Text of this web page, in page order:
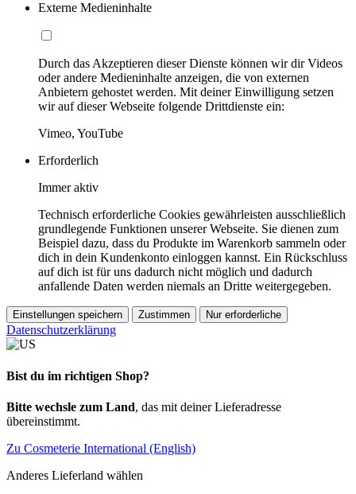
Externe Medieninhalte
Durch das Akzeptieren dieser Dienste können wir dir Videos
oder andere Medieninhalte anzeigen, die von externen
Anbietern gehostet werden. Mit deiner Einwilligung setzen
wir auf dieser Webseite folgende Drittdienste ein:
Vimeo, YouTube
Erforderlich
Immer aktiv
Technisch erforderliche Cookies gewährleisten ausschließlich
grundlegende Funktionen unserer Webseite. Sie dienen zum
Beispiel dazu, dass du Produkte im Warenkorb sammeln oder
dich in dein Kundenkonto einloggen kannst. Ein Rückschluss
auf dich ist für uns dadurch nicht möglich und dadurch
anfallende Daten werden niemals an Dritte weitergegeben.
Einstellungen speichern Zustimmen Nur erforderliche
Datenschutzerklärung
Bist du im richtigen Shop?
Bitte wechsle zum Land, das mit deiner Lieferadresse
übereinstimmt.
Zu Cosmeterie International (English)
Anderes Lieferland wählen